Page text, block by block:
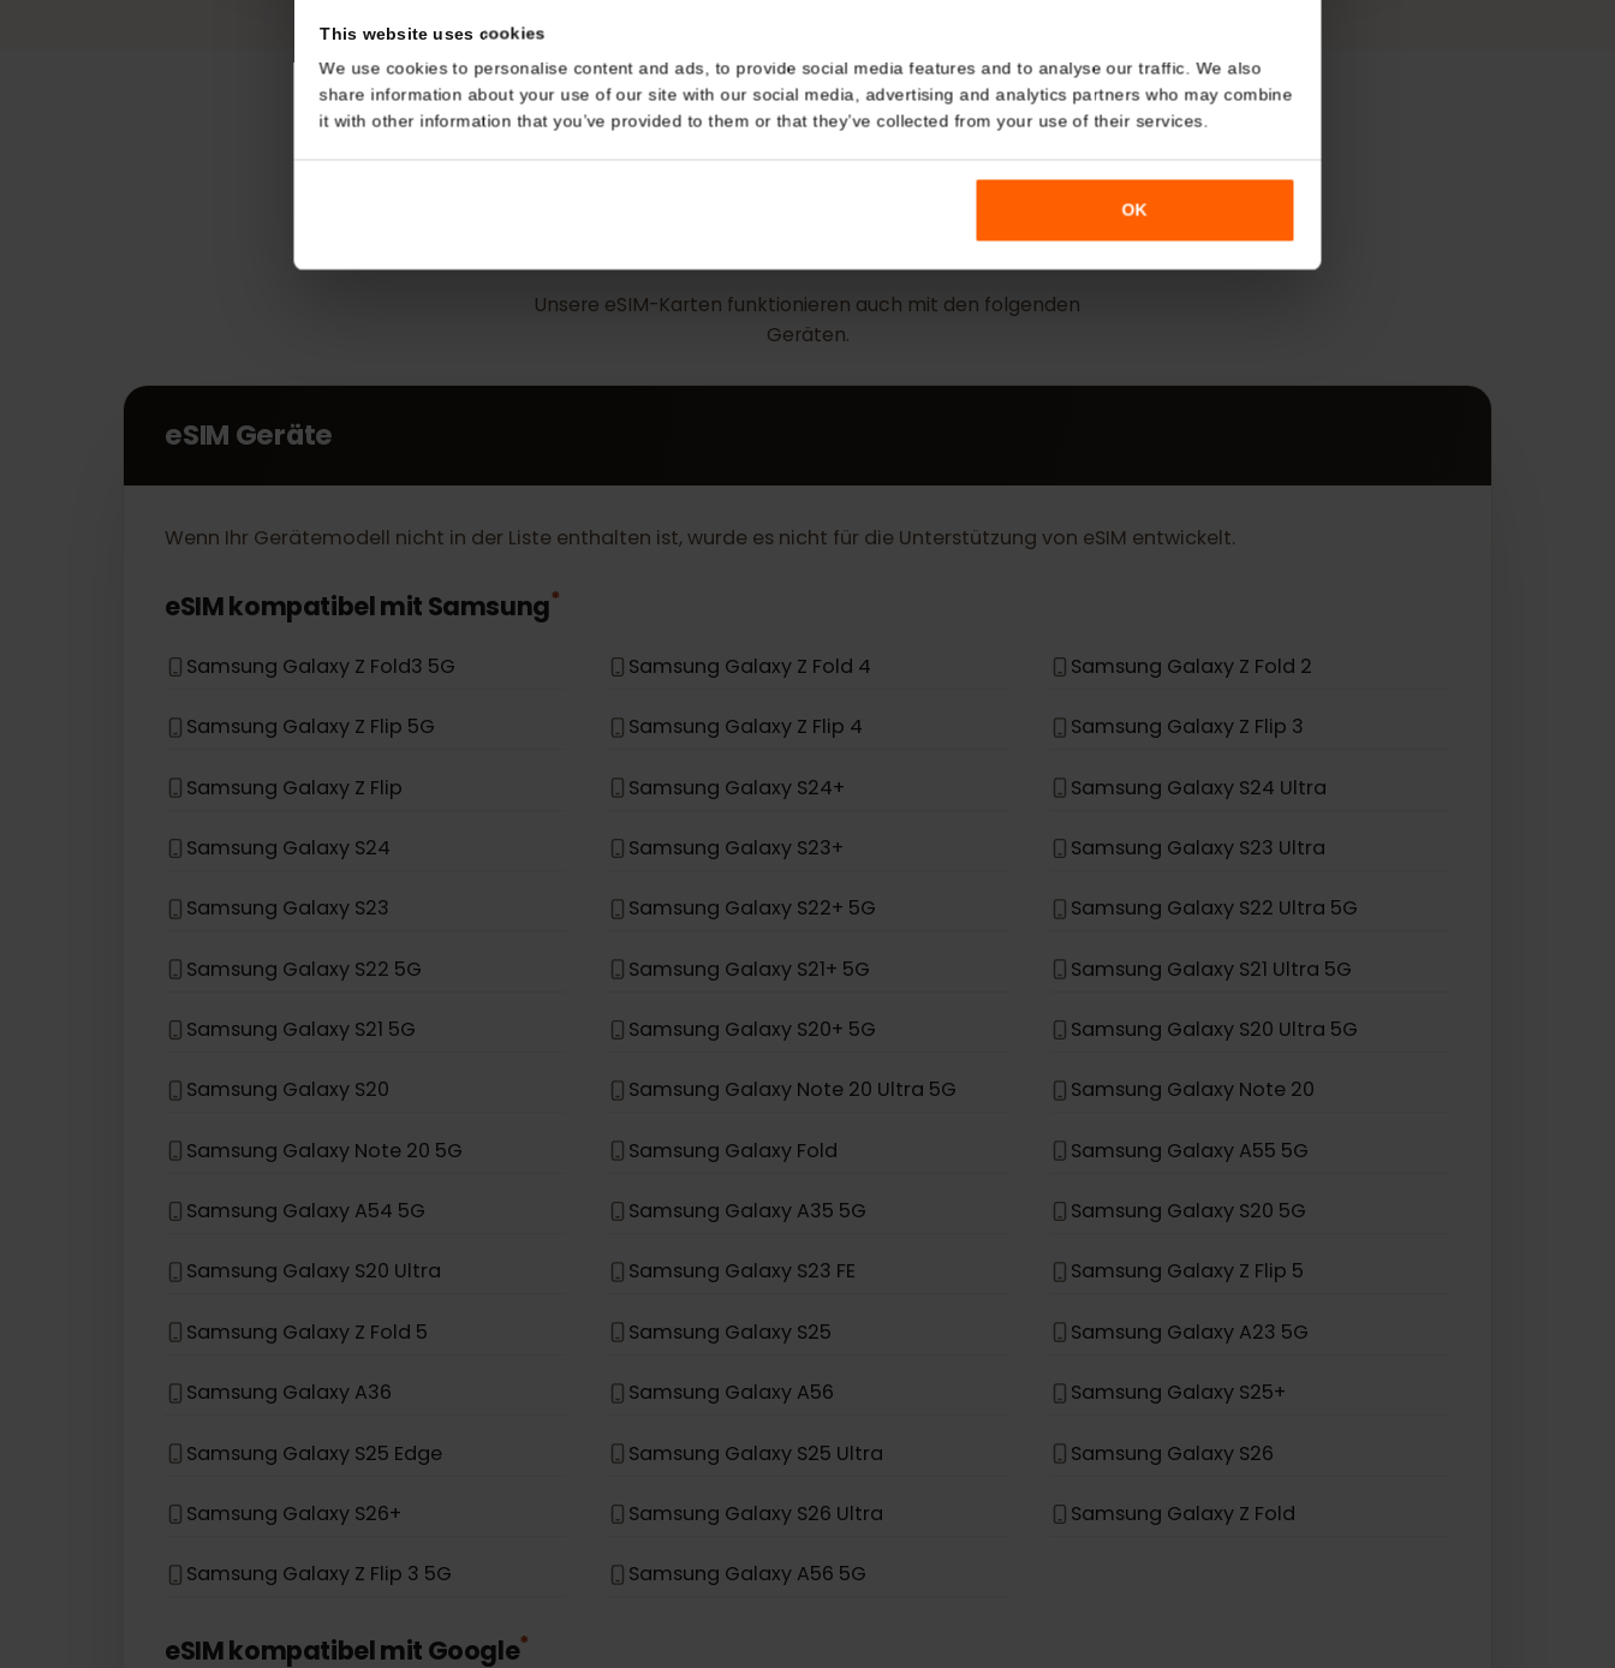
Consent Details About
We use cookies to personalise content and ads, to provide social media features and to analyse our traffic. We also
share information about your use of our site with our social media, advertising and analytics partners who may combine
it with other information that you’ve provided to them or that they’ve collected from your use of their services.
MEHR
eSIM Geräte
Geräten.
eSIM Geräte
eSIM kompatibel mit
Samsung Galaxy Z Fold3 5G Samsung Galaxy Z Fold 4 Samsung Galaxy Z Fold 2
Samsung Galaxy Z Flip 5G Samsung Galaxy Z Flip 4 Samsung Galaxy Z Flip 3
Samsung Galaxy Z Flip Samsung Galaxy S24+ Samsung Galaxy S24 Ultra
Samsung Galaxy S24 Samsung Galaxy S23+ Samsung Galaxy S23 Ultra
Samsung Galaxy S23 Samsung Galaxy S22+ 5G Samsung Galaxy S22 Ultra 5G
Samsung Galaxy S22 5G Samsung Galaxy S21+ 5G Samsung Galaxy S21 Ultra 5G
Samsung Galaxy S21 5G Samsung Galaxy S20+ 5G Samsung Galaxy S20 Ultra 5G
Samsung Galaxy S20 Samsung Galaxy Note 20 Ultra 5G Samsung Galaxy Note 20
Samsung Galaxy Note 20 5G Samsung Galaxy Fold Samsung Galaxy A55 5G
Samsung Galaxy A54 5G Samsung Galaxy A35 5G Samsung Galaxy S20 5G